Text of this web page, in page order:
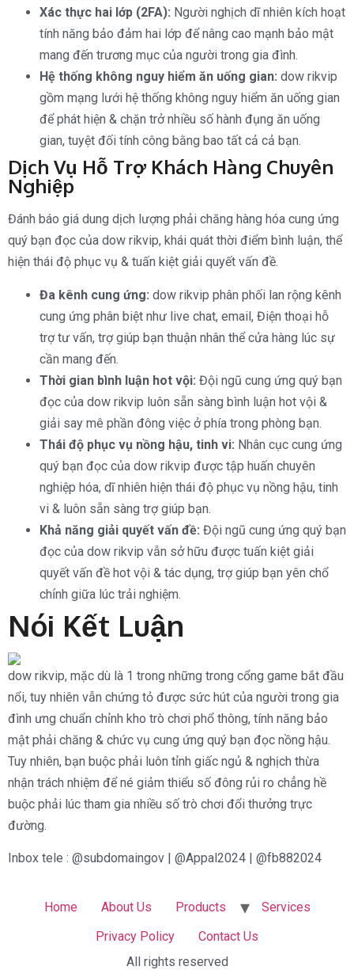
Xác thực hai lớp (2FA): Người nghịch dĩ nhiên kích hoạt
tính năng bảo đảm hai lớp để nâng cao mạnh bảo mật
mang đến trương mục của người trong gia đình.
Hệ thống không nguy hiểm ăn uống gian: dow rikvip
gồm mạng lưới hệ thống không nguy hiểm ăn uống gian
để phát hiện & chặn trở nhiều số hành đụng ăn uống
gian, tuyệt đối tính công bằng bao tất cả cả bạn.
Dịch Vụ Hỗ Trợ Khách Hàng Chuyên
Nghiệp
Đánh báo giá dung dịch lượng phải chăng hàng hóa cung ứng
quý bạn đọc của dow rikvip, khái quát thời điểm bình luận, thể
hiện thái độ phục vụ & tuấn kiệt giải quyết vấn đề.
Đa kênh cung ứng: dow rikvip phân phối lan rộng kênh
cung ứng phân biệt như live chat, email, Điện thoại hỗ
trợ tư vấn, trợ giúp bạn thuận nhân thể cửa hàng lúc sự
cần mang đến.
Thời gian bình luận hot vội: Đội ngũ cung ứng quý bạn
đọc của dow rikvip luôn sẵn sàng bình luận hot vội &
giải say mê phần đông việc ở phía trong phòng bạn.
Thái độ phục vụ nồng hậu, tinh vi: Nhân cục cung ứng
quý bạn đọc của dow rikvip được tập huấn chuyên
nghiệp hóa, dĩ nhiên hiện thái độ phục vụ nồng hậu, tinh
vi & luôn sẵn sàng trợ giúp bạn.
Khả năng giải quyết vấn đề: Đội ngũ cung ứng quý bạn
đọc của dow rikvip vẫn sở hữu được tuấn kiệt giải
quyết vấn đề hot vội & tác dụng, trợ giúp bạn yên chổ
chính giữa lúc trải nghiệm.
Nói Kết Luận
dow rikvip, mặc dù là 1 trong những trong cổng game bắt đầu
nổi, tuy nhiên vẫn chứng tỏ được sức hút của người trong gia
đình ưng chuẩn chỉnh kho trò chơi phổ thông, tính năng bảo
mật phải chăng & chức vụ cung ứng quý bạn đọc nồng hậu.
Tuy nhiên, bạn buộc phải luôn tỉnh giấc ngủ & nghịch thừa
nhận trách nhiệm để né giảm thiểu số đông rủi ro chẳng hề
buộc phải lúc tham gia nhiều số trò chơi đổi thưởng trực
đường.
Inbox tele : @subdomaingov | @Appal2024 | @fb882024
Home About Us Products
Services
Privacy Policy
Contact Us
All rights reserved